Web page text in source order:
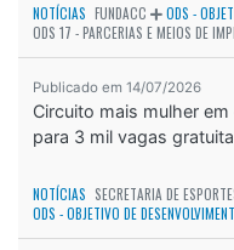
NOTÍCIAS FUNDACC
ODS -
ODS 17 - PARCERIAS E MEIOS DE
Publicado em 14/07/2026
Circuito mais mulher
para 3 mil vagas
NOTÍCIAS SECRETARIA DE
ODS - OBJETIVO DE